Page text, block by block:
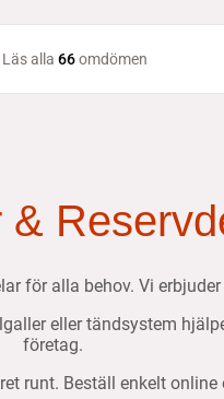
för alla behov. Vi
eller tändsystem
företag.
runt. Beställ enkelt